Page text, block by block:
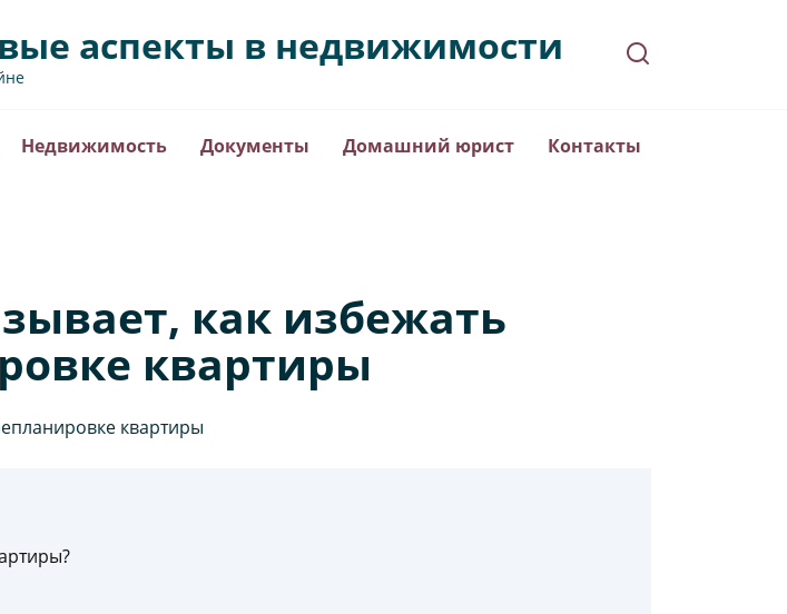
аспекты в недвижимости
Недвижимость Документы Домашний юрист Контакты
как избежать
квартиры